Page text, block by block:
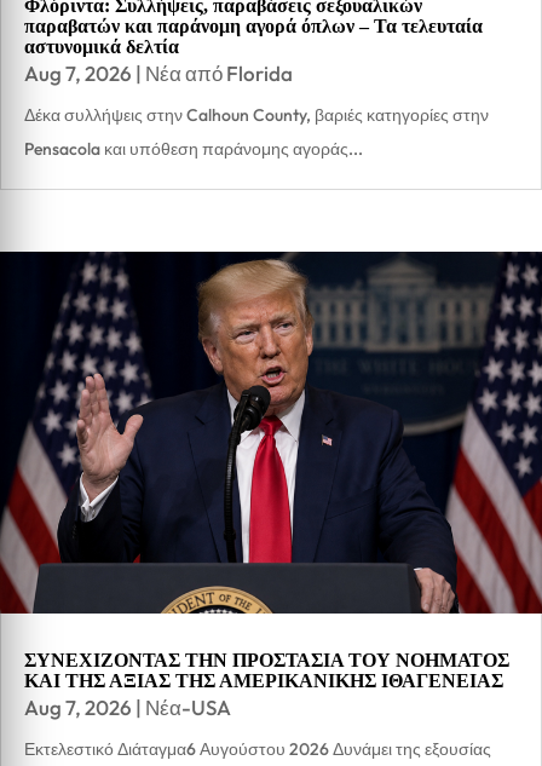
Φλόριντα: Συλλήψεις, παραβάσεις σεξουαλικών
παραβατών και παράνομη αγορά όπλων – Τα τελευταία
αστυνομικά δελτία
Aug 7, 2026 | Νέα από Florida
Δέκα συλλήψεις στην Calhoun County, βαριές κατηγορίες στην
Pensacola και υπόθεση παράνομης αγοράς...
ΣΥΝΕΧΙΖΟΝΤΑΣ ΤΗΝ ΠΡΟΣΤΑΣΙΑ ΤΟΥ ΝΟΗΜΑΤΟΣ
ΚΑΙ ΤΗΣ ΑΞΙΑΣ ΤΗΣ ΑΜΕΡΙΚΑΝΙΚΗΣ ΙΘΑΓΕΝΕΙΑΣ
Aug 7, 2026 | Νέα-USA
Εκτελεστικό Διάταγμα6 Αυγούστου 2026 Δυνάμει της εξουσίας